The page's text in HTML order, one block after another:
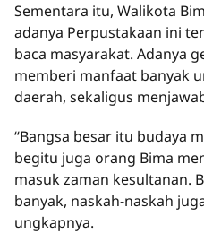
Sementara itu, Walikota
adanya Perpustakaan ini
baca masyarakat. Adanya
memberi manfaat banyak
daerah, sekaligus
“Bangsa besar itu budaya
begitu juga orang Bima
masuk zaman kesultanan.
banyak, naskah-naskah
ungkapnya.